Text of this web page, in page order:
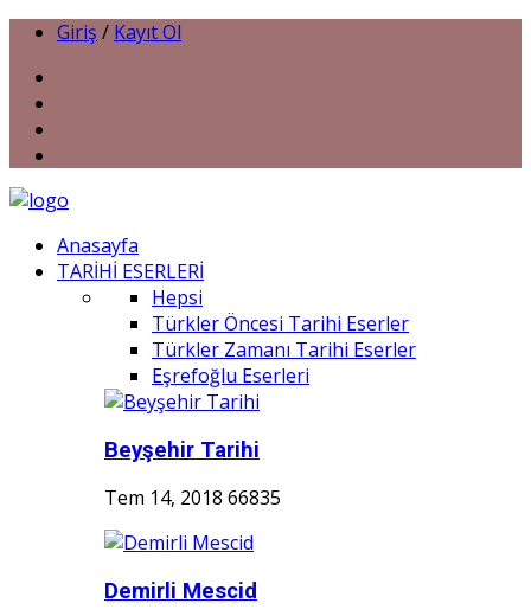
Giriş / Kayıt Ol
Anasayfa
TARİHİ ESERLERİ
Hepsi
Türkler Öncesi Tarihi Eserler
Türkler Zamanı Tarihi Eserler
Eşrefoğlu Eserleri
Beyşehir Tarihi
Tem 14, 2018 66835
Demirli Mescid